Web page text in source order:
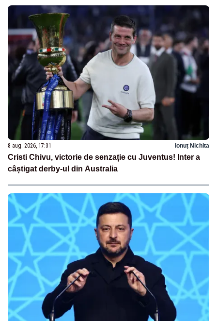
8 aug. 2026, 17:31 Ionuț Nichita
Cristi Chivu, victorie de senzație cu Juventus! Inter a
câștigat derby-ul din Australia